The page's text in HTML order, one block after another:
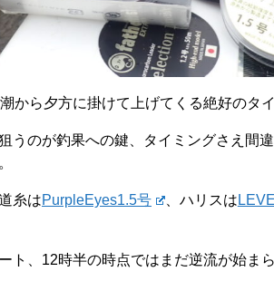
から夕方に掛けて上げてくる絶好のタイ
うのが釣果への鍵、タイミングさえ間
糸はPurpleEyes1.5号 、ハリスは
ト、12時半の時点ではまだ逆流が始ま